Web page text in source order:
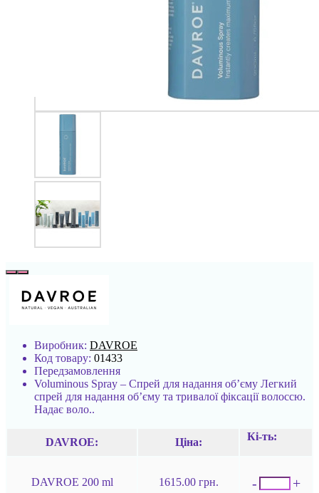
Виробник: DAVROE
Код товару: 01433
Передзамовлення
Voluminous Spray – Спрей для надання об’єму Легкий
спрей для надання об’єму та тривалої фіксації волоссю.
Надає воло..
DAVROE: Ціна:
Кі-ть:
DAVROE 200 ml 1615.00 грн. - +